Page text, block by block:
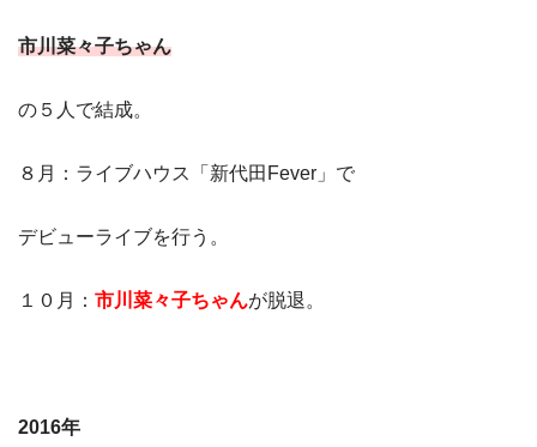
市川菜々子ちゃん
の５人で結成。
８月：ライブハウス「新代田Fever」で
デビューライブを行う。
１０月： 市川菜々子ちゃんが脱退。
2016年